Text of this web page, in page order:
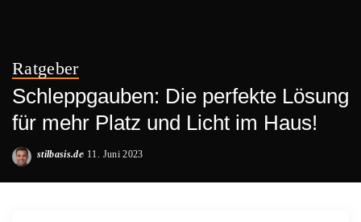
Ratgeber
Schleppgauben: Die perfekte Lösung
für mehr Platz und Licht im Haus!
Posted
stilbasis.de 11. Juni 2023